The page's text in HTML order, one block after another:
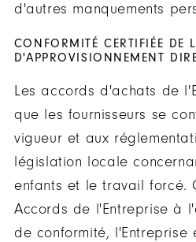
d'autres manquements
CONFORMITÉ CERTIFIÉE DE
D'APPROVISIONNEMENT
Les accords d'achats de
que les fournisseurs se
vigueur et aux
législation locale
enfants et le travail forcé.
Accords de l'Entreprise à
de conformité, l'Entreprise